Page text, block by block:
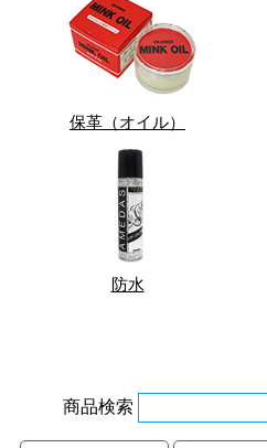
保革（オイル）
防水
商品検索